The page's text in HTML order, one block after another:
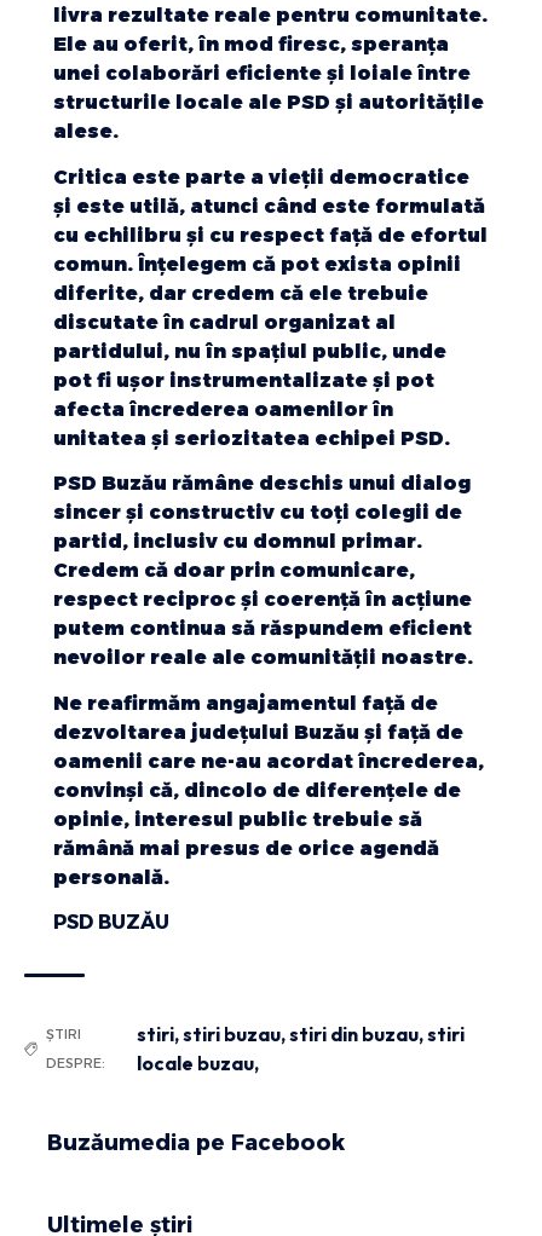
livra rezultate reale pentru comunitate.
Ele au oferit, în mod firesc, speranța
unei colaborări eficiente și loiale între
structurile locale ale PSD și autoritățile
alese.
Critica este parte a vieții democratice
și este utilă, atunci când este formulată
cu echilibru și cu respect față de efortul
comun. Înțelegem că pot exista opinii
diferite, dar credem că ele trebuie
discutate în cadrul organizat al
partidului, nu în spațiul public, unde
pot fi ușor instrumentalizate și pot
afecta încrederea oamenilor în
unitatea și seriozitatea echipei PSD.
PSD Buzău rămâne deschis unui dialog
sincer și constructiv cu toți colegii de
partid, inclusiv cu domnul primar.
Credem că doar prin comunicare,
respect reciproc și coerență în acțiune
putem continua să răspundem eficient
nevoilor reale ale comunității noastre.
Ne reafirmăm angajamentul față de
dezvoltarea județului Buzău și față de
oamenii care ne-au acordat încrederea,
convinși că, dincolo de diferențele de
opinie, interesul public trebuie să
rămână mai presus de orice agendă
personală.
PSD BUZĂU
ȘTIRI
DESPRE:
stiri,stiri buzau,stiri din buzau,stiri
locale buzau,
Buzăumedia pe Facebook
Ultimele știri